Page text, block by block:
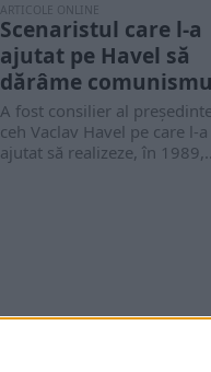
ARTICOLE ONLINE
Scenaristul care l-a
ajutat pe Havel să
dărâme
A fost consilier al
ceh Vaclav Havel pe care l-a
ajutat să realizeze, în